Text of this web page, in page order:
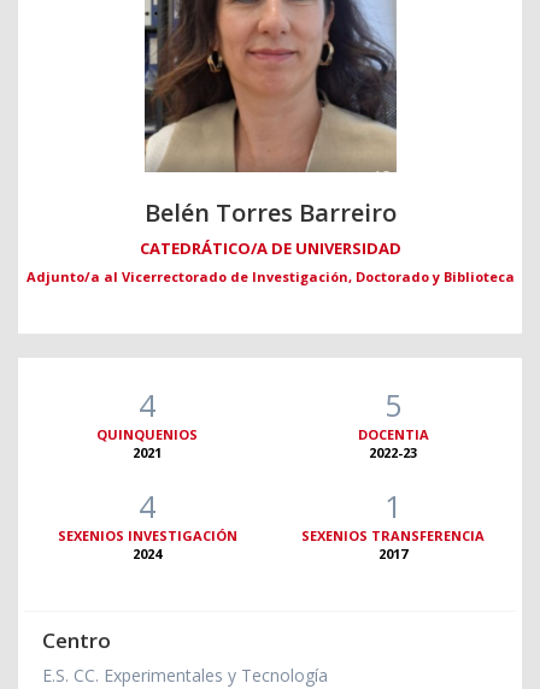
Belén Torres Barreiro
CATEDRÁTICO/A DE UNIVERSIDAD
Adjunto/a al Vicerrectorado de Investigación, Doctorado y Biblioteca
4
QUINQUENIOS
2021
5
DOCENTIA
2022-23
4
SEXENIOS INVESTIGACIÓN
2024
1
SEXENIOS TRANSFERENCIA
2017
Centro
E.S. CC. Experimentales y Tecnología